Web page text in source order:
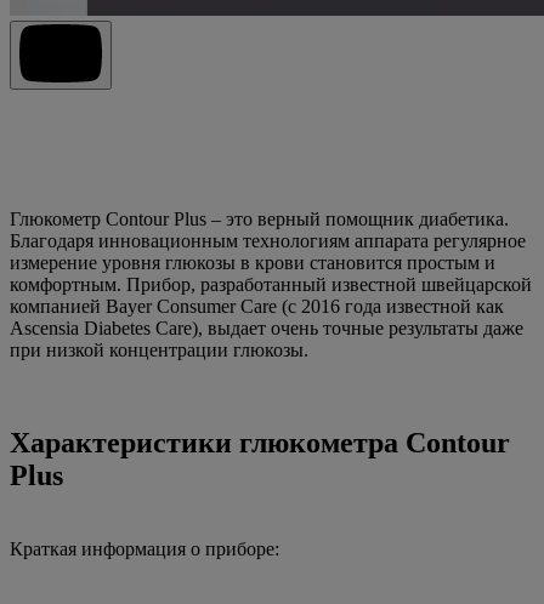
Глюкометр Contour Plus – это верный помощник диабетика.
Благодаря инновационным технологиям аппарата регулярное
измерение уровня глюкозы в крови становится простым и
комфортным. Прибор, разработанный известной швейцарской
компанией Bayer Consumer Care (с 2016 года известной как
Ascensia Diabetes Care), выдает очень точные результаты даже
при низкой концентрации глюкозы.
Характеристики глюкометра Contour
Plus
Краткая информация о приборе: